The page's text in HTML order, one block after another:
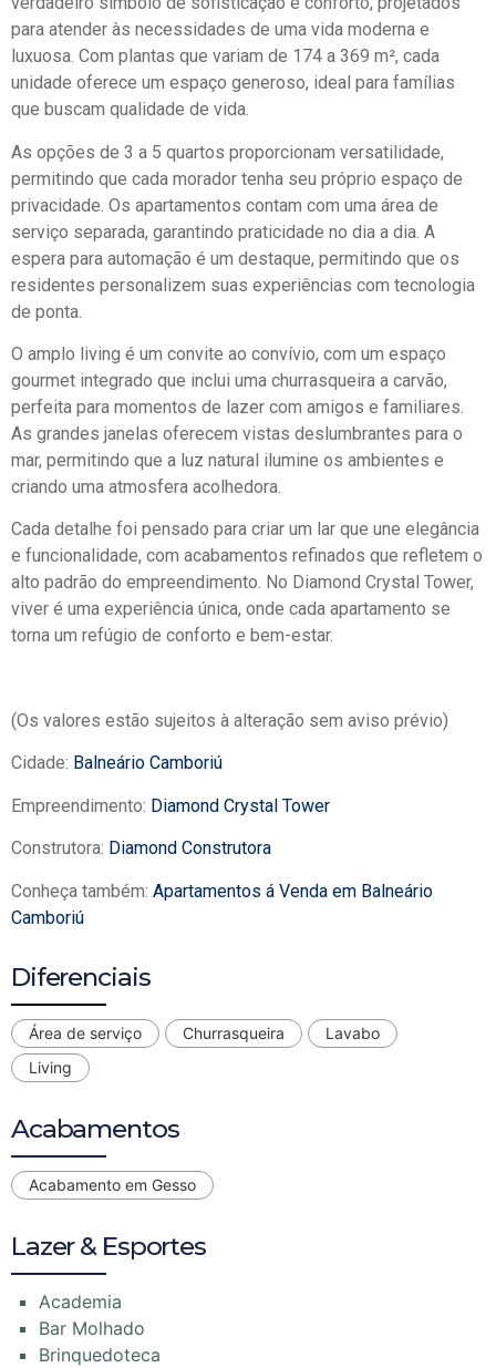
para atender às necessidades de uma vida moderna e
luxuosa. Com plantas que variam de 174 a 369 m², cada
unidade oferece um espaço generoso, ideal para famílias
que buscam qualidade de vida.
As opções de 3 a 5 quartos proporcionam versatilidade,
permitindo que cada morador tenha seu próprio espaço de
privacidade. Os apartamentos contam com uma área de
serviço separada, garantindo praticidade no dia a dia. A
espera para automação é um destaque, permitindo que os
residentes personalizem suas experiências com tecnologia
de ponta.
O amplo living é um convite ao convívio, com um espaço
gourmet integrado que inclui uma churrasqueira a carvão,
perfeita para momentos de lazer com amigos e familiares.
As grandes janelas oferecem vistas deslumbrantes para o
mar, permitindo que a luz natural ilumine os ambientes e
criando uma atmosfera acolhedora.
Cada detalhe foi pensado para criar um lar que une elegância
e funcionalidade, com acabamentos refinados que refletem o
alto padrão do empreendimento. No Diamond Crystal Tower,
viver é uma experiência única, onde cada apartamento se
torna um refúgio de conforto e bem-estar.
(Os valores estão sujeitos à alteração sem aviso prévio)
Cidade: Balneário Camboriú
Empreendimento: Diamond Crystal Tower
Construtora: Diamond Construtora
Conheça também: Apartamentos á Venda em Balneário
Camboriú
Diferenciais
Área de serviço Churrasqueira
Lavabo
Living
Acabamentos
Acabamento em Gesso
Lazer & Esportes
Academia
Bar Molhado
Brinquedoteca